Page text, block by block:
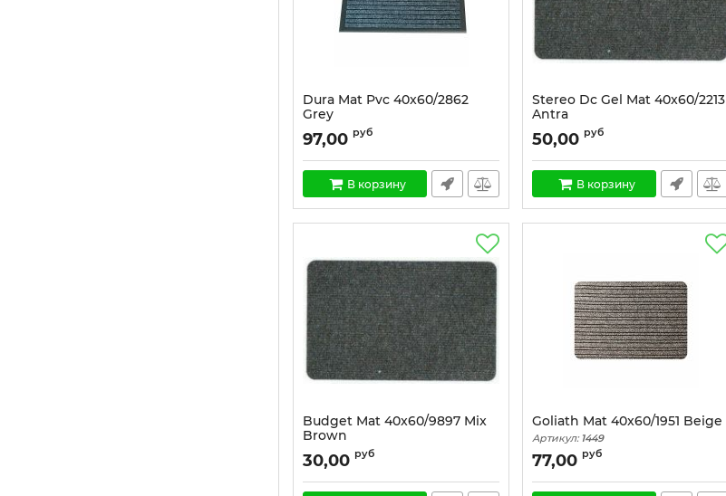
Dura Mat Pvc 40x60/2862
Grey
Артикул: 1445
97,00 руб
В корзину
Stereo Dc Gel Mat 40x60/2213
Antra
Артикул: 1453
50,00 руб
В корзину
Budget Mat 40x60/9897 Mix
Brown
Артикул: 1442
30,00 руб
Goliath Mat 40x60/1951 Beige
Артикул: 1449
77,00 руб